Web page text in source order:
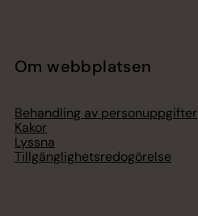
Om webbplatsen
Behandling av personuppgifter
Kakor
Lyssna
Tillgänglighetsredogörelse